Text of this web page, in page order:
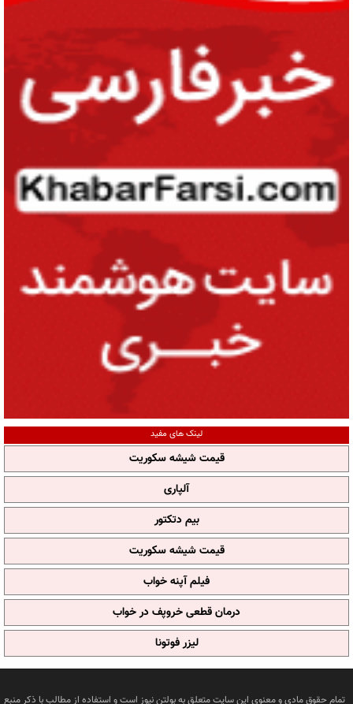
لینک های مفید
قیمت شیشه سکوریت
آلپاری
بیم دتکتور
قیمت شیشه سکوریت
فیلم آپنه خواب
درمان قطعی خروپف در خواب
لیزر فوتونا
تمام حقوق مادی و معنوی این سایت متعلق به بولتن نیوز است و استفاده از مطالب با ذکر منبع